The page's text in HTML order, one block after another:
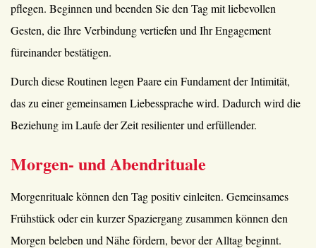
pflegen. Beginnen und beenden Sie den Tag mit liebevollen
Gesten, die Ihre Verbindung vertiefen und Ihr Engagement
füreinander bestätigen.
Durch diese Routinen legen Paare ein Fundament der Intimität,
das zu einer gemeinsamen Liebessprache wird. Dadurch wird die
Beziehung im Laufe der Zeit resilienter und erfüllender.
Morgen- und Abendrituale
Morgenrituale können den Tag positiv einleiten. Gemeinsames
Frühstück oder ein kurzer Spaziergang zusammen können den
Morgen beleben und Nähe fördern, bevor der Alltag beginnt.